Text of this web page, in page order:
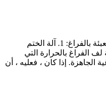
بشكل عام ، هناك نوعان من آلات التعبئة بالفراغ: 1. آلة الختم
لأكياس الفراغ المعدة. 2. آلة لف الفراغ بالحرارة التي
الجاهزة. إذا كان ، فعليه ، أن